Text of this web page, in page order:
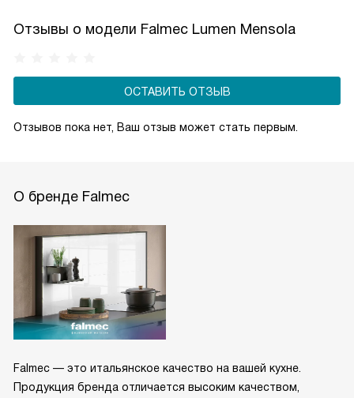
Отзывы о модели Falmec Lumen Mensola
ОСТАВИТЬ ОТЗЫВ
Отзывов пока нет, Ваш отзыв может стать первым.
О бренде Falmec
Falmec — это итальянское качество на вашей кухне.
Продукция бренда отличается высоким качеством,